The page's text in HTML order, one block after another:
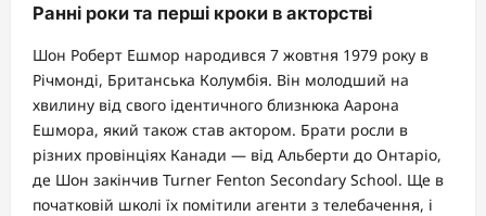
Ранні роки та перші кроки в акторстві
Шон Роберт Ешмор народився 7 жовтня 1979 року в
Річмонді, Британська Колумбія. Він молодший на
хвилину від свого ідентичного близнюка Аарона
Ешмора, який також став актором. Брати росли в
різних провінціях Канади — від Альберти до Онтаріо,
де Шон закінчив Turner Fenton Secondary School. Ще в
початковій школі їх помітили агенти з телебачення, і